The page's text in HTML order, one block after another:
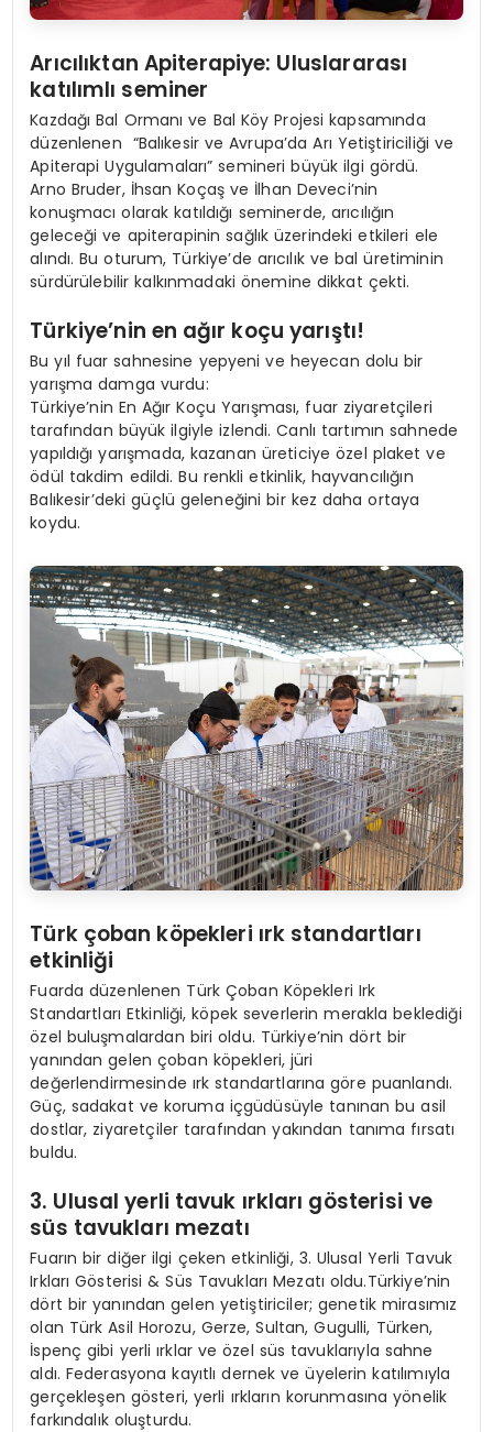
Arıcılıktan Apiterapiye: Uluslararası
katılımlı seminer
Kazdağı Bal Ormanı ve Bal Köy Projesi kapsamında
düzenlenen “Balıkesir ve Avrupa’da Arı Yetiştiriciliği ve
Apiterapi Uygulamaları” semineri büyük ilgi gördü.
Arno Bruder, İhsan Koçaş ve İlhan Deveci’nin
konuşmacı olarak katıldığı seminerde, arıcılığın
geleceği ve apiterapinin sağlık üzerindeki etkileri ele
alındı. Bu oturum, Türkiye’de arıcılık ve bal üretiminin
sürdürülebilir kalkınmadaki önemine dikkat çekti.
Türkiye’nin en ağır koçu yarıştı!
Bu yıl fuar sahnesine yepyeni ve heyecan dolu bir
yarışma damga vurdu:
Türkiye’nin En Ağır Koçu Yarışması, fuar ziyaretçileri
tarafından büyük ilgiyle izlendi. Canlı tartımın sahnede
yapıldığı yarışmada, kazanan üreticiye özel plaket ve
ödül takdim edildi. Bu renkli etkinlik, hayvancılığın
Balıkesir’deki güçlü geleneğini bir kez daha ortaya
koydu.
Türk çoban köpekleri ırk standartları
etkinliği
Fuarda düzenlenen Türk Çoban Köpekleri Irk
Standartları Etkinliği, köpek severlerin merakla beklediği
özel buluşmalardan biri oldu. Türkiye’nin dört bir
yanından gelen çoban köpekleri, jüri
değerlendirmesinde ırk standartlarına göre puanlandı.
Güç, sadakat ve koruma içgüdüsüyle tanınan bu asil
dostlar, ziyaretçiler tarafından yakından tanıma fırsatı
buldu.
3. Ulusal yerli tavuk ırkları gösterisi ve
süs tavukları mezatı
Fuarın bir diğer ilgi çeken etkinliği, 3. Ulusal Yerli Tavuk
Irkları Gösterisi & Süs Tavukları Mezatı oldu.Türkiye’nin
dört bir yanından gelen yetiştiriciler; genetik mirasımız
olan Türk Asil Horozu, Gerze, Sultan, Gugulli, Türken,
İspenç gibi yerli ırklar ve özel süs tavuklarıyla sahne
aldı. Federasyona kayıtlı dernek ve üyelerin katılımıyla
gerçekleşen gösteri, yerli ırkların korunmasına yönelik
farkındalık oluşturdu.